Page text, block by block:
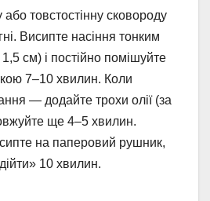
або товстостінну сковороду
Висипте насіння тонким
см) і постійно помішуйте
7–10 хвилин. Коли
— додайте трохи олії (за
ще 4–5 хвилин.
на паперовий рушник,
10 хвилин.